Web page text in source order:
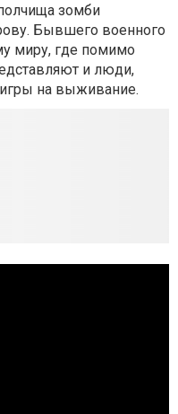
зомби
Бывшего военного
миру, где помимо
и люди,
на выживание.